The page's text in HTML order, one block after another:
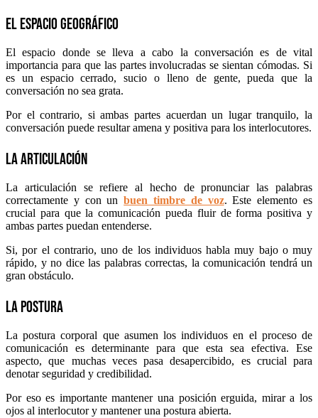
El espacio geográfico
El espacio donde se lleva a cabo la conversación es de vital
importancia para que las partes involucradas se sientan cómodas. Si
es un espacio cerrado, sucio o lleno de gente, pueda que la
conversación no sea grata.
Por el contrario, si ambas partes acuerdan un lugar tranquilo, la
conversación puede resultar amena y positiva para los interlocutores.
La articulación
La articulación se refiere al hecho de pronunciar las palabras
correctamente y con unbuen timbre de voz. Este elemento es
crucial para que la comunicación pueda fluir de forma positiva y
ambas partes puedan entenderse.
Si, por el contrario, uno de los individuos habla muy bajo o muy
rápido, y no dice las palabras correctas, la comunicación tendrá un
gran obstáculo.
La postura
La postura corporal que asumen los individuos en el proceso de
comunicación es determinante para que esta sea efectiva. Ese
aspecto, que muchas veces pasa desapercibido, es crucial para
denotar seguridad y credibilidad.
Por eso es importante mantener una posición erguida, mirar a los
ojos al interlocutor y mantener una postura abierta.